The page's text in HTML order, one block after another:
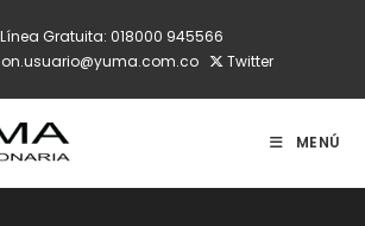
Línea Gratuita: 018000 945566
Twitter
MENÚ